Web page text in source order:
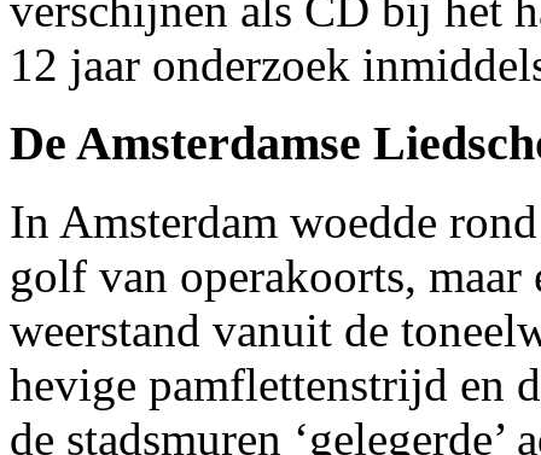
verschijnen als CD bij het
12 jaar onderzoek
De Amsterdamse
In Amsterdam woedde
golf van operakoorts, maar
weerstand vanuit de
hevige pamflettenstrijd en
de stadsmuren ‘gelegerde’